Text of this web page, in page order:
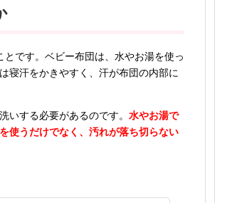
です。ベビー布団は、水やお湯を使っ
寝汗をかきやすく、汗が布団の内部に
いする必要があるのです。 水やお湯で
使うだけでなく、汚れが落ち切らない